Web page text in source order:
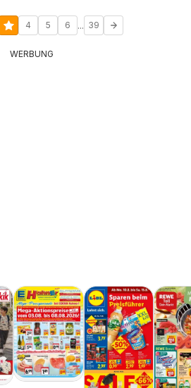
4 5 6 ... 39
WERBUNG